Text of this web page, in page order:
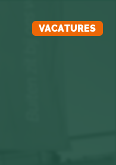
VACATURES